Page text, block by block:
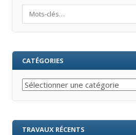
CATÉGORIES
Catégories
TRAVAUX RÉCENTS